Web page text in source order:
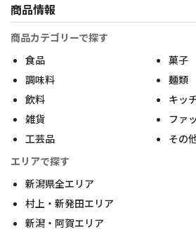
商品情報
商品カテゴリーで探す
食品
菓子
調味料
麺類
飲料
キッ
雑貨
ファ
工芸品
その
エリアで探す
新潟県全エリア
村上・新発田エリア
新潟・阿賀エリア